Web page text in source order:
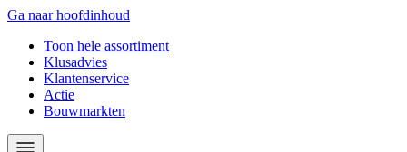
Ga naar hoofdinhoud
Toon hele assortiment
Klusadvies
Klantenservice
Actie
Bouwmarkten